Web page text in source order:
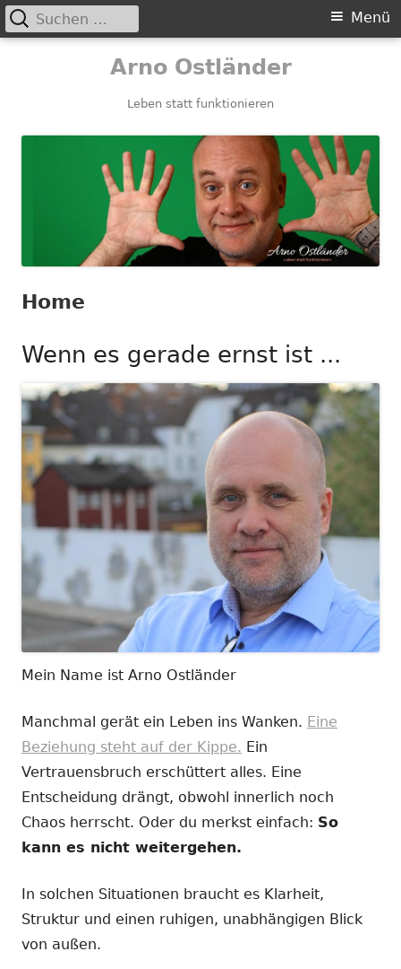
Arno Ostländer
Leben statt funktionieren
Primäres
Menü
Suchen
nach:
Home
Wenn es gerade ernst ist ...
Mein Name ist Arno Ostländer
Manchmal gerät ein Leben ins Wanken. Eine
Beziehung steht auf der Kippe. Ein
Vertrauensbruch erschüttert alles. Eine
Entscheidung drängt, obwohl innerlich noch
Chaos herrscht. Oder du merkst einfach: So
kann es nicht weitergehen.
In solchen Situationen braucht es Klarheit,
Struktur und einen ruhigen, unabhängigen Blick
von außen.